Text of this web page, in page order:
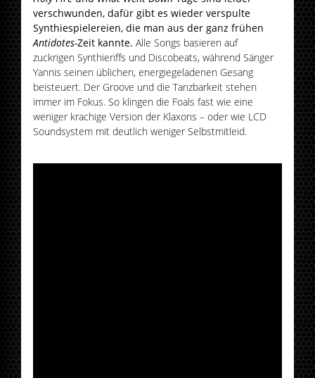
verschwunden, dafür gibt es wieder verspulte
Synthiespielereien, die man aus der ganz frühen
Antidotes-Zeit kannte. Alle Songs basieren auf
zuckrigen Synthieriffs und Discobeats, während Sänger
Yannis seinen üblichen, energiegeladenen Gesang
beisteuert. Der Groove und die Tanzbarkeit stehen
immer im Fokus. So klingen die Foals fast wie eine
weniger krachige Version der Klaxons – oder wie LCD
Soundsystem mit deutlich weniger Selbstmitleid.